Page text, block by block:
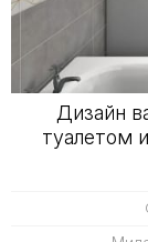
Дизайн
туалетом